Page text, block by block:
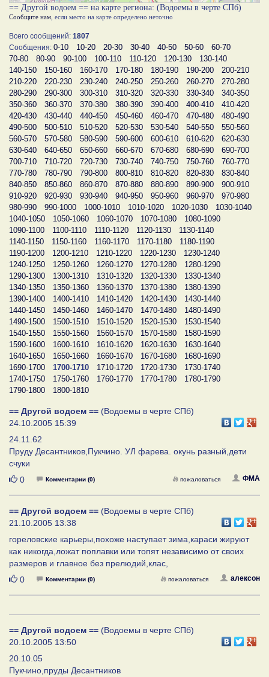
== Другой водоем == на карте региона: (Водоемы в черте СПб)
Сообщите нам , если место на карте определено неточно
Всего сообщений: 1807
Сообщения: 0-10 10-20 20-30 30-40 40-50 50-60
60-70
70-80
80-90 90-100 100-110 110-120 120-130
130-140
140-150
150-160 160-170 170-180 180-190 190-200
200-210
210-220
220-230 230-240 240-250 250-260 260-270
270-280
280-290
290-300 300-310 310-320 320-330 330-340
340-350
350-360
360-370 370-380 380-390 390-400 400-410
410-420
420-430
430-440 440-450 450-460 460-470 470-480
480-490
490-500
500-510 510-520 520-530 530-540 540-550
550-560
560-570
570-580 580-590 590-600 600-610 610-620
620-630
630-640
640-650 650-660 660-670 670-680 680-690
690-700
700-710
710-720 720-730 730-740 740-750 750-760
760-770
770-780
780-790 790-800 800-810 810-820 820-830
830-840
840-850
850-860 860-870 870-880 880-890 890-900
900-910
910-920
920-930 930-940 940-950 950-960 960-970
970-980
980-990
990-1000 1000-1010 1010-1020 1020-1030
1030-1040
1040-1050
1050-1060 1060-1070 1070-1080
1080-1090
1090-1100
1100-1110 1110-1120 1120-1130
1130-1140
1140-1150
1150-1160 1160-1170 1170-1180
1180-1190
1190-1200
1200-1210 1210-1220 1220-1230
1230-1240
1240-1250
1250-1260 1260-1270 1270-1280
1280-1290
1290-1300
1300-1310 1310-1320 1320-1330
1330-1340
1340-1350
1350-1360 1360-1370 1370-1380
1380-1390
1390-1400
1400-1410 1410-1420 1420-1430
1430-1440
1440-1450
1450-1460 1460-1470 1470-1480
1480-1490
1490-1500
1500-1510 1510-1520 1520-1530
1530-1540
1540-1550
1550-1560 1560-1570 1570-1580
1580-1590
1590-1600
1600-1610 1610-1620 1620-1630
1630-1640
1640-1650
1650-1660 1660-1670 1670-1680
1680-1690
1690-1700
1700-1710 1710-1720 1720-1730
1730-1740
1740-1750
1750-1760 1760-1770 1770-1780
1780-1790
1790-1800
1800-1810
== Другой водоем == (Водоемы в черте СПб)
24.10.2005 15:39
24.11.62
Пруду Десантников,Пукчино. УЛ фарева. окунь разный,дети
счуки
Нравится
0 Комментарии (0) ФМА
пожаловаться
== Другой водоем == (Водоемы в черте СПб)
21.10.2005 13:38
гореловские карьеры,похоже наступает зима,караси жируют
как никогда,ложат поплавки или топят независимо от своих
размеров и главное без прелюдий,клас,
Нравится
0 Комментарии (0) алексон
пожаловаться
== Другой водоем == (Водоемы в черте СПб)
20.10.2005 13:50
20.10.05
Пукчино,пруды Десантников